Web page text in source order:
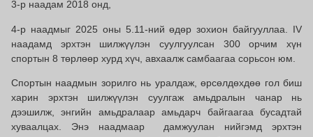
3-р наадам 2018 онд,
4-р наадмыг 2025 оны 5.11-ний өдөр зохион байгууллаа. IV
наадамд эрхтэн шилжүүлэн суулгуулсан 300 орчим хүн
спортын 8 төрлөөр хурд хүч, авхаалж самбаагаа сорьсон юм.
Спортын наадмын зорилго нь уралдаж, өрсөлдөхдөө гол биш
харин эрхтэн шилжүүлэн суулгаж амьдралын чанар нь
дээшилж, энгийн амьдралаар амьдарч байгаагаа бусадтай
хуваалцах. Энэ наадмаар дамжуулан нийгэмд эрхтэн